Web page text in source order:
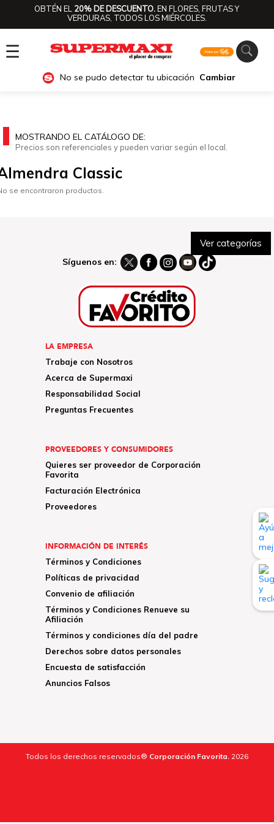
OBTÉN EL 20% DE DESCUENTO.EN FLORES, FRUTAS Y
VERDURAS, TODOS LOS MIÉRCOLES.
☰
No se pudo detectar tu ubicación Cambiar
Ver categorías
MOSTRANDO EL CATÁLOGO DE:
Precios son referenciales y pueden variar según el local.
Classic
se encontraron productos.
Síguenos en:
LA EMPRESA
Trabaje con Nosotros
Acerca de Supermaxi
Responsabilidad Social
Preguntas Frecuentes
PROVEEDORES Y CONSUMIDORES
Quieres ser proveedor de Corporación
Favorita
Facturación Electrónica
Proveedores
INFORMACIÓN DE INTERÉS
Términos y Condiciones
Políticas de privacidad
Convenio de afiliación
Términos y Condiciones Renueve su
Afiliación
Términos y condiciones día del padre
Derechos sobre datos personales
Encuesta de satisfacción
Anuncios Falsos
Todos los derechos reservados® Corporación Favorita. 2026